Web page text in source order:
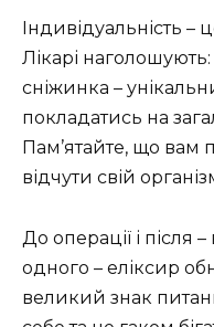
Індивідуальність –
Лікарі
сніжинка –
покладатись на
Пам’ятайте, що вам
відчути свій
До операції і після
одного – еліксир
великий знак